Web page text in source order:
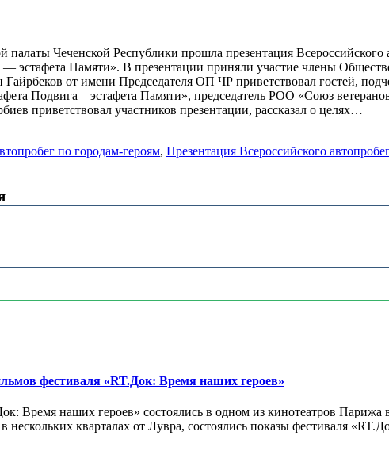
Чеченской Республики прошла презентация
эстафета Памяти». В презентации приняли участие члены
от имени Председателя ОП ЧР приветствовал гостей,
Подвига – эстафета Памяти», председатель РОО «Союз
приветствовал участников презентации, рассказал о целях…
по городам-героям, Презентация Всероссийского
фестиваля «RT.Док: Время наших героев»
Время наших героев» состоялись в одном из кинотеатров
нескольких кварталах от Лувра, состоялись показы фестиваля